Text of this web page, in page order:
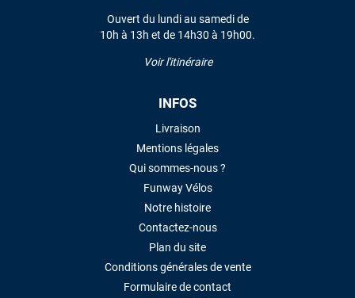
Ouvert du lundi au samedi de
10h à 13h et de 14h30 à 19h00.
Voir l'itinéraire
INFOS
Livraison
Mentions légales
Qui sommes-nous ?
Funway Vélos
Notre histoire
Contactez-nous
Plan du site
Conditions générales de vente
Formulaire de contact